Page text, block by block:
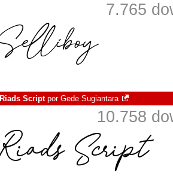
7.765
Riads Scriptpor Gede Sugiantara
10.758